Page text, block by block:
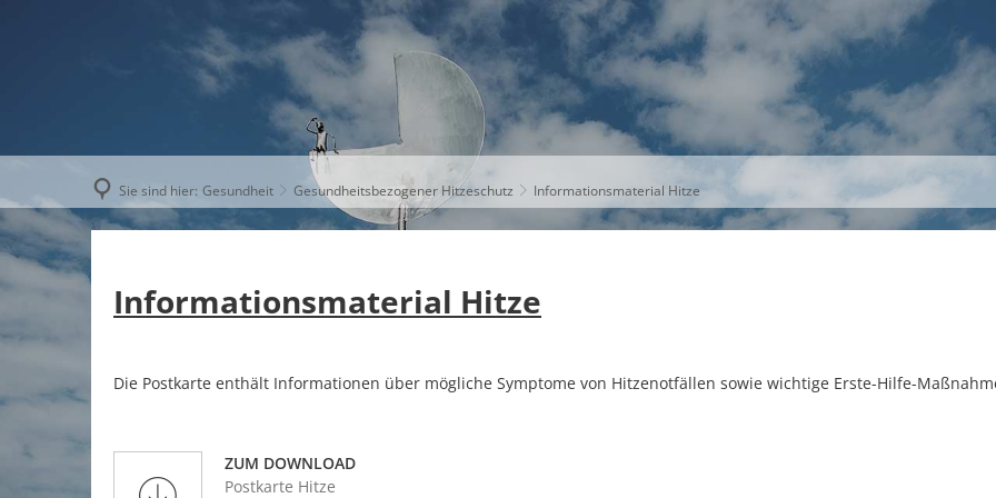
AKTUELLES THEMEN UNSER KREIS KARRIERE
Sie sind hier: Gesundheit Gesundheitsbezogener Hitzeschutz Informationsmaterial Hitze
Informationsmaterial Hitze
Die Postkarte enthält Informationen über mögliche Symptome von Hitzenotfällen sowie wichtige Erste-Hilfe-
ZUM DOWNLOAD
Postkarte Hitze